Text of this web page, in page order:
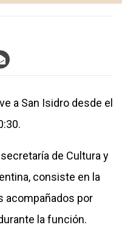
a San Isidro desde el
de Cultura y
consiste en la
acompañados por
la función.